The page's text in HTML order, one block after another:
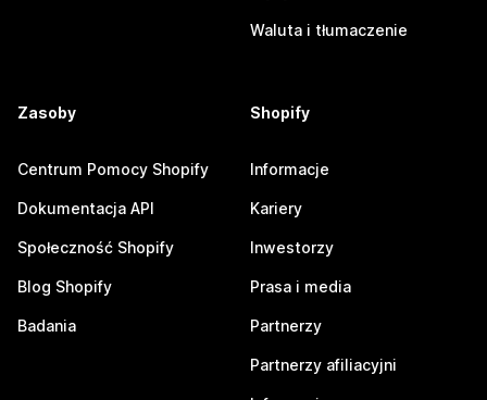
Waluta i tłumaczenie
Zasoby
Centrum Pomocy Shopify
Dokumentacja API
Społeczność Shopify
Blog Shopify
Badania
Shopify
Informacje
Kariery
Inwestorzy
Prasa i media
Partnerzy
Partnerzy afiliacyjni